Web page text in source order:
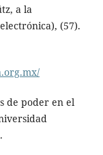
a la
(57).
de poder en el